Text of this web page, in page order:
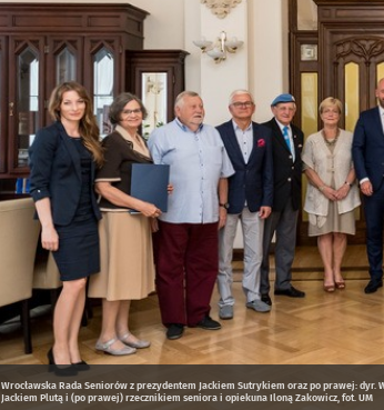
Wrocławska Rada Seniorów z prezydentem Jackiem Sutrykiem oraz po prawej: dyr.
Jackiem Plutą i (po prawej) rzecznikiem seniora i opiekuna Iloną Zakowicz, fot. UM